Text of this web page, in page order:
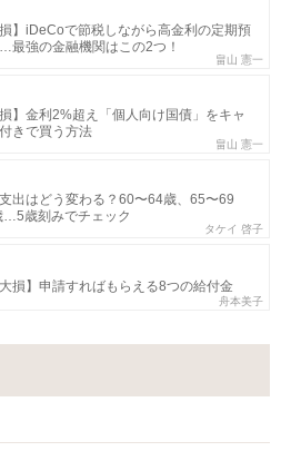
損】iDeCoで節税しながら高金利の定期預
最強の金融機関はこの2つ！
畠山 憲一
損】金利2%超え「個人向け国債」をキャ
きで買う方法
畠山 憲一
出はどう変わる？60〜64歳、65〜69
…5歳刻みでチェック
タケイ 啓子
大損】申請すればもらえる8つの給付金
舟本美子